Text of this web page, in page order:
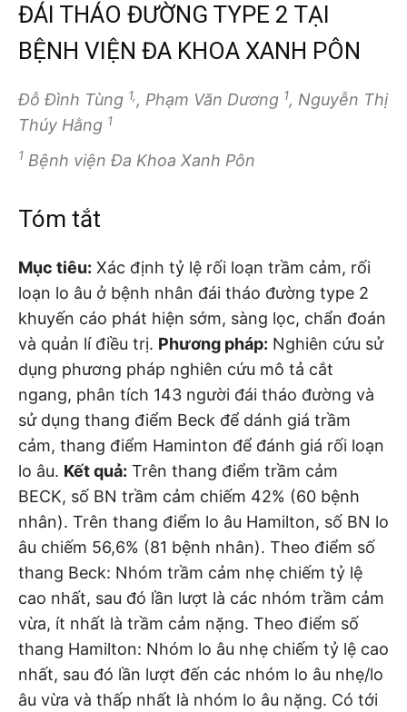
ĐÁI THÁO ĐƯỜNG TYPE 2 TẠI
BỆNH VIỆN ĐA KHOA XANH PÔN
Đỗ Đình Tùng 1,, Phạm Văn Dương 1, Nguyễn Thị
Thúy Hằng 1
1 Bệnh viện Đa Khoa Xanh Pôn
Tóm tắt
Mục tiêu: Xác định tỷ lệ rối loạn trầm cảm, rối
loạn lo âu ở bệnh nhân đái tháo đường type 2
khuyến cáo phát hiện sớm, sàng lọc, chẩn đoán
và quản lí điều trị. Phương pháp: Nghiên cứu sử
dụng phương pháp nghiên cứu mô tả cắt
ngang, phân tích 143 người đái tháo đường và
sử dụng thang điểm Beck để dánh giá trầm
cảm, thang điểm Haminton để đánh giá rối loạn
lo âu. Kết quả: Trên thang điểm trầm cảm
BECK, số BN trầm cảm chiếm 42% (60 bệnh
nhân). Trên thang điểm lo âu Hamilton, số BN lo
âu chiếm 56,6% (81 bệnh nhân). Theo điểm số
thang Beck: Nhóm trầm cảm nhẹ chiếm tỷ lệ
cao nhất, sau đó lần lượt là các nhóm trầm cảm
vừa, ít nhất là trầm cảm nặng. Theo điểm số
thang Hamilton: Nhóm lo âu nhẹ chiếm tỷ lệ cao
nhất, sau đó lần lượt đến các nhóm lo âu nhẹ/lo
âu vừa và thấp nhất là nhóm lo âu nặng. Có tới